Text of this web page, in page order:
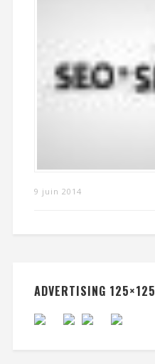
9 juin 2014
ADVERTISING 125×125